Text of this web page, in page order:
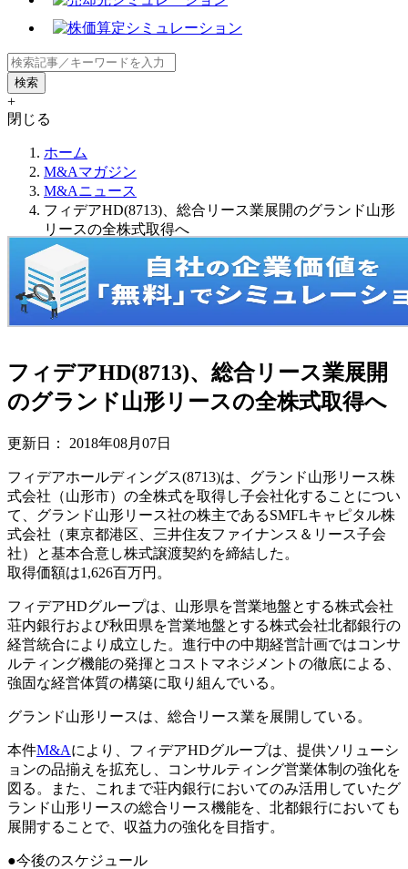
+
閉じる
ホーム
M&Aマガジン
M&Aニュース
フィデアHD(8713)、総合リース業展開のグランド山形
リースの全株式取得へ
フィデアHD(8713)、総合リース業展開
のグランド山形リースの全株式取得へ
更新日： 2018年08月07日
フィデアホールディングス(8713)は、グランド山形リース株
式会社（山形市）の全株式を取得し子会社化することについ
て、グランド山形リース社の株主であるSMFLキャピタル株
式会社（東京都港区、三井住友ファイナンス＆リース子会
社）と基本合意し株式譲渡契約を締結した。
取得価額は1,626百万円。
フィデアHDグループは、山形県を営業地盤とする株式会社
荘内銀行および秋田県を営業地盤とする株式会社北都銀行の
経営統合により成立した。進行中の中期経営計画ではコンサ
ルティング機能の発揮とコストマネジメントの徹底による、
強固な経営体質の構築に取り組んでいる。
グランド山形リースは、総合リース業を展開している。
本件M&Aにより、フィデアHDグループは、提供ソリューシ
ョンの品揃えを拡充し、コンサルティング営業体制の強化を
図る。また、これまで荘内銀行においてのみ活用していたグ
ランド山形リースの総合リース機能を、北都銀行においても
展開することで、収益力の強化を目指す。
●今後のスケジュール